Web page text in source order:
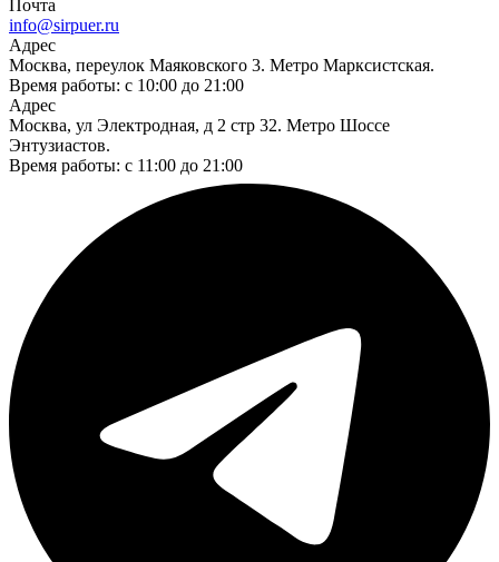
Почта
info@sirpuer.ru
Адрес
Москва, переулок Маяковского 3. Метро Марксистская.
Время работы: с 10:00 до 21:00
Адрес
Москва, ул Электродная, д 2 стр 32. Метро Шоссе
Энтузиастов.
Время работы: с 11:00 до 21:00